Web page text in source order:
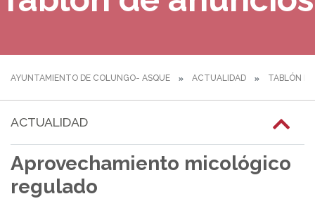
AYUNTAMIENTO DE COLUNGO- ASQUE ACTUALIDAD TABLÓN
ACTUALIDAD
Aprovechamiento micológico
regulado